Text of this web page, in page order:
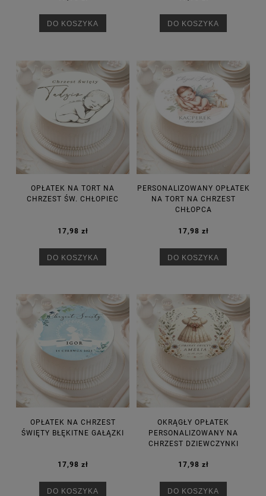
DO KOSZYKA DO KOSZYKA
OPŁATEK NA TORT NA
CHRZEST ŚW. CHŁOPIEC
17,98 zł
DO KOSZYKA
PERSONALIZOWANY OPŁATEK
NA TORT NA CHRZEST
CHŁOPCA
17,98 zł
DO KOSZYKA
OPŁATEK NA CHRZEST
ŚWIĘTY BŁĘKITNE GAŁĄZKI
17,98 zł
DO KOSZYKA
OKRĄGŁY OPŁATEK
PERSONALIZOWANY NA
CHRZEST DZIEWCZYNKI
17,98 zł
DO KOSZYKA